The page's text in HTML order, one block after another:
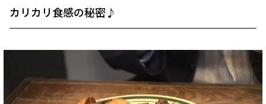
カリカリ食感の秘密♪